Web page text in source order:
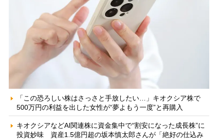
「この恐ろしい株はさっさと手放したい…」キオクシア株で
500万円の利益を出した女性が“夢よもう一度”と再購入
キオクシアなどAI関連株に資金集中で“割安になった成長株”に
投資妙味 資産1.5億円超の坂本慎太郎さんが「絶好の仕込み